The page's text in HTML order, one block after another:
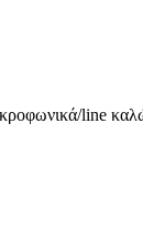
line